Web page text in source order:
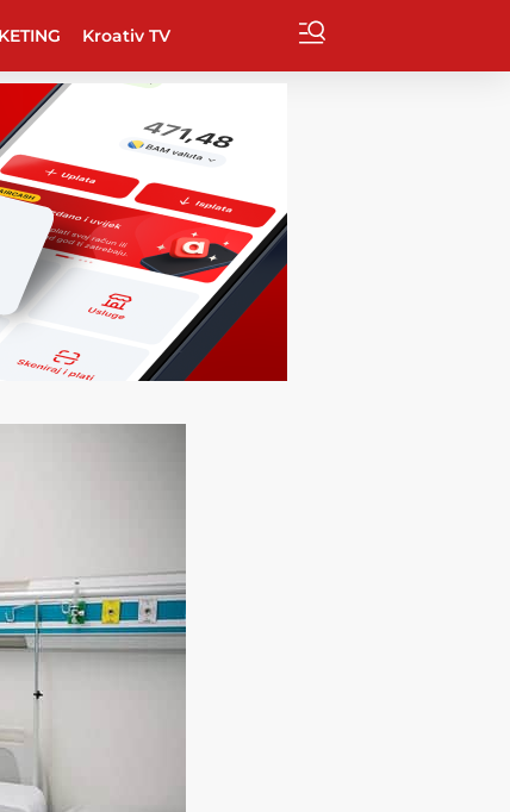
Kroativ TV